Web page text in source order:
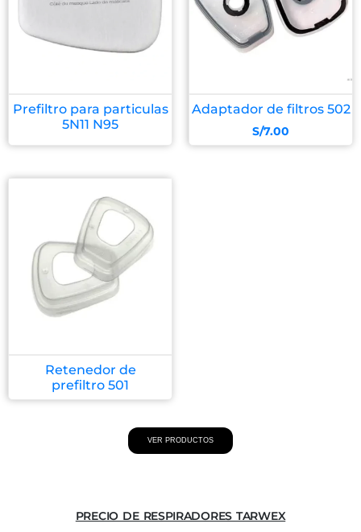
Prefiltro para particulas
5N11 N95
Adaptador de filtros 502
S/7.00
Retenedor de
prefiltro 501
VER PRODUCTOS
PRECIO DE RESPIRADORES TARWEX